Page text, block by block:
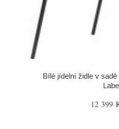
Bílé jídelní židle v
12 399